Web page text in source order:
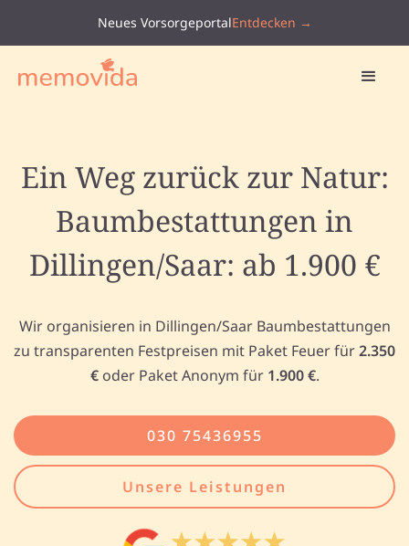
Neues VorsorgeportalEntdecken →
Ein Weg zurück zur Natur:
Baumbestattungen in
Dillingen/Saar: ab 1.900 €
Wir organisieren in Dillingen/Saar Baumbestattungen
zu transparenten Festpreisen mit Paket Feuer für2.350
€oder Paket Anonym für 1.900 €.
030 75436955
Unsere Leistungen